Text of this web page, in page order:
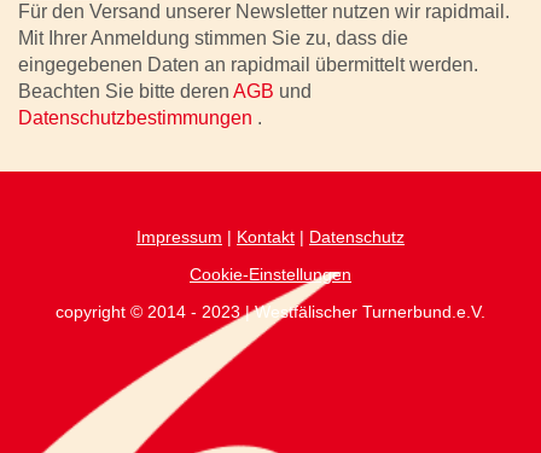
Für den Versand unserer Newsletter nutzen wir rapidmail.
Mit Ihrer Anmeldung stimmen Sie zu, dass die
eingegebenen Daten an rapidmail übermittelt werden.
Beachten Sie bitte deren AGB und
Datenschutzbestimmungen .
Impressum | Kontakt | Datenschutz
Cookie-Einstellungen
copyright © 2014 - 2023 | Westfälischer Turnerbund.e.V.